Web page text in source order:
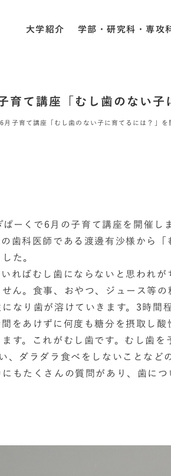
大学紹介 学部・研究科・専攻
て講座「むし歯のない子
子育て講座「むし歯のない子に育てるには？」を
ーくで6月の子育て講座を開催し
歯科医師である渡邊有沙様から
た。
ればむし歯にならないと思われ
ん。食事、おやつ、ジュース等
なり歯が溶けていきます。 3時間
をあけずに何度も糖分を摂取し
す。これがむし歯です。むし歯を
、ダラダラ食べをしないことなど
もたくさんの質問があり、歯に